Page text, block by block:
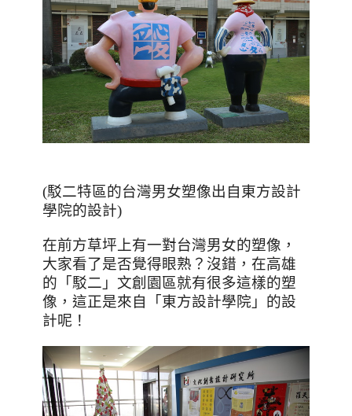
(駁二特區的台灣男女塑像出自東方設計
學院的設計)
在前方草坪上有一對台灣男女的塑像，
大家看了是否覺得眼熟？沒錯，在高雄
的「駁二」文創園區就有很多這樣的塑
像，這正是來自「東方設計學院」的設
計呢！